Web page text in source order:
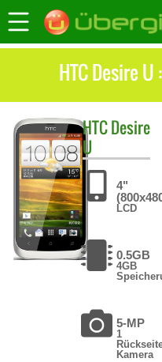
HTC Desire
HTCDesire
U
4"
LCD
0.5GB
4GB
5-MP
1
Kamera